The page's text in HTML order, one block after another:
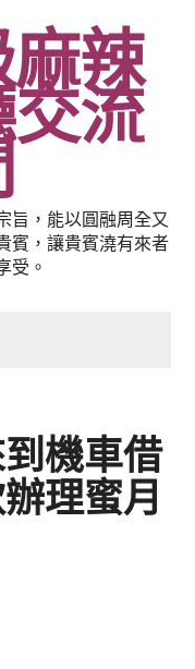
辣
流
旨，能以圓融周全又
賓，讓貴賓澆有來者
受。
機車借
理蜜月